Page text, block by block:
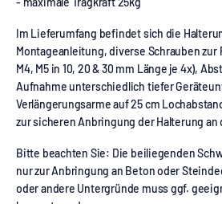
Im Lieferumfang befindet sich die
Montageanleitung, diverse Schrauben zur
M4, M5 in 10, 20 & 30 mm Länge je 4x),
Aufnahme unterschiedlich tiefer
Verlängerungsarme auf 25 cm
zur sicheren Anbringung der Halterung an
Bitte beachten Sie: Die beiliegenden
nur zur Anbringung an Beton oder
oder andere Untergründe muss ggf.